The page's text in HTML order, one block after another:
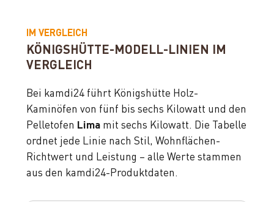
IM VERGLEICH
KÖNIGSHÜTTE-MODELL-LINIEN IM
VERGLEICH
Bei kamdi24 führt Königshütte Holz-
Kaminöfen von fünf bis sechs Kilowatt und den
Pelletofen Lima mit sechs Kilowatt. Die Tabelle
ordnet jede Linie nach Stil, Wohnflächen-
Richtwert und Leistung – alle Werte stammen
aus den kamdi24-Produktdaten.